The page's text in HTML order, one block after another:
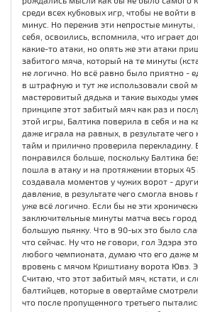
среди всех кубковых игр, чтобы не войти
минус. Но пережив эти непростые
себя, освоились, вспомнила, что играет
какие-то атаки, но опять же эти атаки
забитого мяча, который на те минуты
не логично. Но всё равно было приятно -
в штрафную и тут же использовали свой
мастеровитый дядька и такие выходы
принципе этот забитый мяч как раз и
этой игры, Балтика поверила в себя и на
даже играла на равных, в результате
тайм и прилично проверила перекладину.
понравился больше, поскольку Балтика
пошла в атаку и на протяжении вторых
создавала моментов у чужих ворот -
давление, в результате чего смогла вновь
уже всё логично. Если бы не эти
заключительные минуты матча весь
большую пьянку. Что в 90-ых это было
что сейчас. Ну что не говори, гол Эдэра
любого чемпионата, думаю что его даже
вровень с мячом Криштиану ворота Ювэ.
Считаю, что этот забитый мяч, кстати, и
балтийцев, которые в овертайме
что после пропущенного третьего